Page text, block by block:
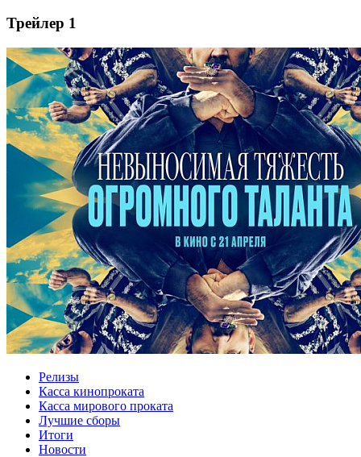
Трейлер 1
Релизы
Касса кинопроката
Касса мирового проката
Лучшие сборы
Итоги
Новости